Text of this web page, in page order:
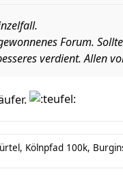
Forum.
verdient. Allen
Kölnpfad 100k,